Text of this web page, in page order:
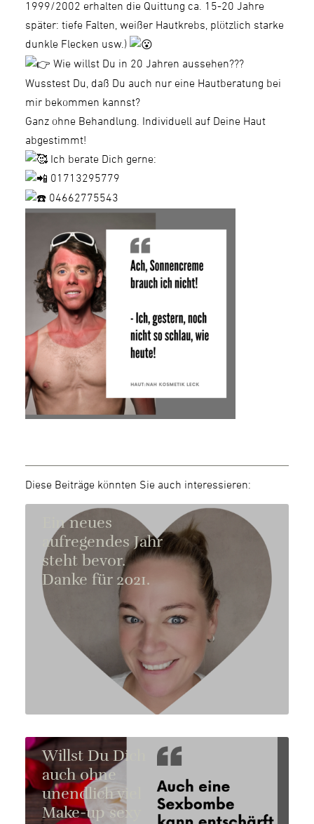
1999/2002 erhalten die Quittung ca. 15-20 Jahre
später: tiefe Falten, weißer Hautkrebs, plötzlich starke
dunkle Flecken usw.)
Wie willst Du in 20 Jahren aussehen???
Wusstest Du, daß Du auch nur eine Hautberatung bei
mir bekommen kannst?
Ganz ohne Behandlung. Individuell auf Deine Haut
abgestimmt!
Ich berate Dich gerne:
01713295779
04662775543
Diese Beiträge könnten Sie auch interessieren:
Ein neues
aufregendes Jahr
steht bevor.
Danke für 2021.
Willst Du Dich
auch ohne
unendlich viel
Make-up sexy